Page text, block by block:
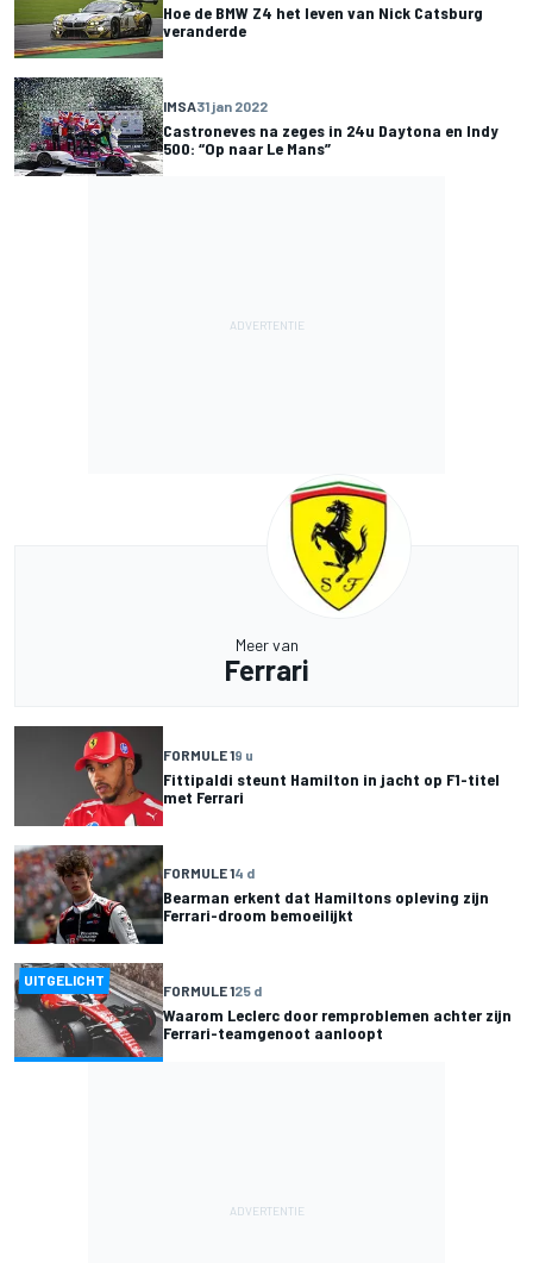
Hoe de BMW Z4 het leven van Nick Catsburg
veranderde
IMSA31 jan 2022
Castroneves na zeges in 24u Daytona en Indy
500: “Op naar Le Mans”
Meer van
Ferrari
FORMULE 19 u
Fittipaldi steunt Hamilton in jacht op F1-titel
met Ferrari
FORMULE 14 d
Bearman erkent dat Hamiltons opleving zijn
Ferrari-droom bemoeilijkt
UITGELICHT
FORMULE 125 d
Waarom Leclerc door remproblemen achter zijn
Ferrari-teamgenoot aanloopt